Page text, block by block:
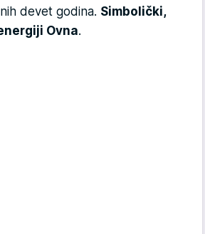
devet godina. Simbolički,
Ovna.